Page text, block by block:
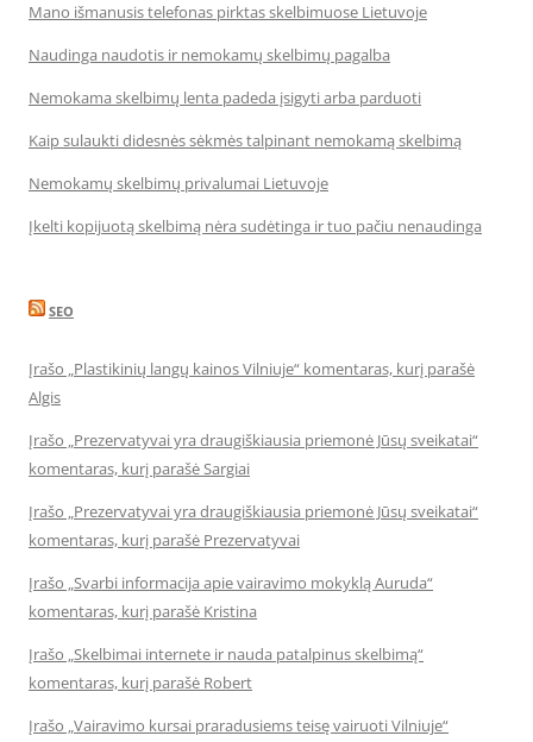
Mano išmanusis telefonas pirktas skelbimuose Lietuvoje
Naudinga naudotis ir nemokamų skelbimų pagalba
Nemokama skelbimų lenta padeda įsigyti arba parduoti
Kaip sulaukti didesnės sėkmės talpinant nemokamą skelbimą
Nemokamų skelbimų privalumai Lietuvoje
Įkelti kopijuotą skelbimą nėra sudėtinga ir tuo pačiu nenaudinga
SEO
Įrašo „Plastikinių langų kainos Vilniuje“ komentaras, kurį parašė
Algis
Įrašo „Prezervatyvai yra draugiškiausia priemonė Jūsų sveikatai“
komentaras, kurį parašė Sargiai
Įrašo „Prezervatyvai yra draugiškiausia priemonė Jūsų sveikatai“
komentaras, kurį parašė Prezervatyvai
Įrašo „Svarbi informacija apie vairavimo mokyklą Auruda“
komentaras, kurį parašė Kristina
Įrašo „Skelbimai internete ir nauda patalpinus skelbimą“
komentaras, kurį parašė Robert
Įrašo „Vairavimo kursai praradusiems teisę vairuoti Vilniuje“